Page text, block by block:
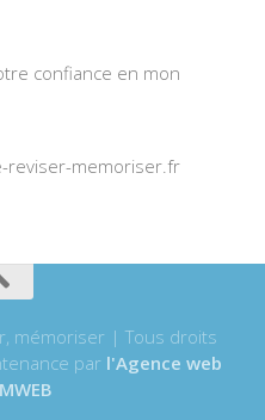
confiance en mon
reviser-memoriser.fr
mémoriser | Tous droits
par l'Agence web